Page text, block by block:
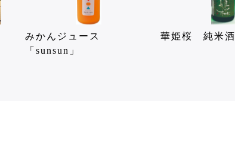
みかんジュース
「sunsun」
華姫桜 純米酒